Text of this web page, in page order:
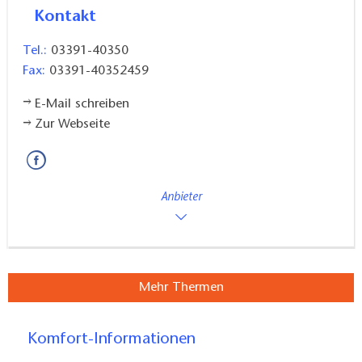
Im Beauty & Spa des Hauses gibt es ein breites
Spektrum aus erlebnisreichen
aus Sport- und Ernährungsexperten, bilden den
Außenbereich/Sommerwiese
In den Sommermonaten lädt die Außenfläche der
1.400 qm große Sommerwiese ist ein wunderbarer
Kontakt
Tel.: 03391-40350
Fax: 03391-40352459
E-Mail schreiben
Zur Webseite
Anbieter
Mehr Thermen
Komfort-Informationen